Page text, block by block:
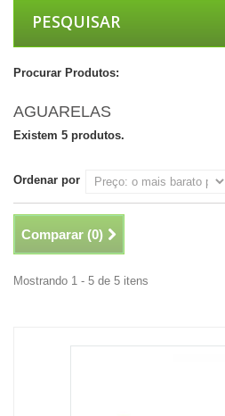
PESQUISAR
Procurar Produtos:
AGUARELAS
Existem 5 produtos.
Ordenar por
Comparar (0)
Mostrando 1 - 5 de 5 itens